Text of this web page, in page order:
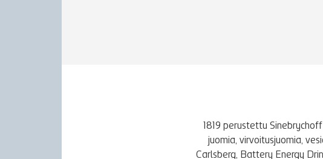
1819 perustettu
juomia, virvoitusjuomia,
Carlsberg, Battery Energy